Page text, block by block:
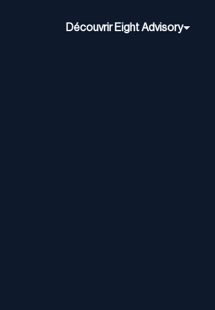
Découvrir Eight Advisory